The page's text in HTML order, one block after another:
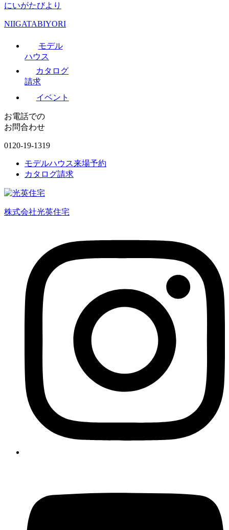
にいがたびより
NIIGATABIYORI
モデル
ハウス
カタログ
請求
イベント
お電話での
お問合わせ
0120-19-1319
モデルハウス来場予約
カタログ請求
株式会社光英住宅